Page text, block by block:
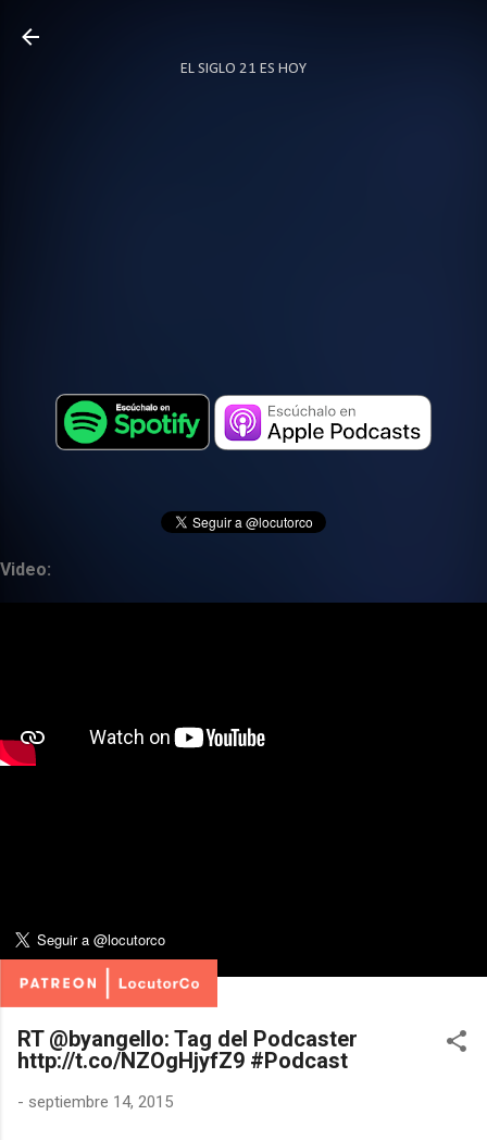
EL SIGLO 21 ES HOY
Video:
RT @byangello: Tag del Podcaster
http://t.co/NZOgHjyfZ9 #Podcast
- septiembre 14, 2015